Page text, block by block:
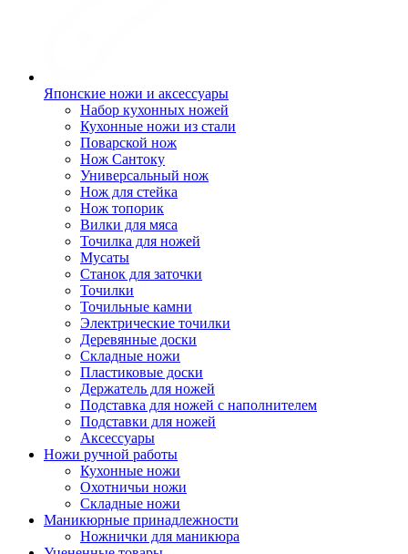
Японские ножи и аксессуары
Набор кухонных ножей
Кухонные ножи из стали
Поварской нож
Нож Сантоку
Универсальный нож
Нож для стейка
Нож топорик
Вилки для мяса
Точилка для ножей
Мусаты
Станок для заточки
Точилки
Точильные камни
Электрические точилки
Деревянные доски
Складные ножи
Пластиковые доски
Держатель для ножей
Подставка для ножей с наполнителем
Подставки для ножей
Аксессуары
Ножи ручной работы
Кухонные ножи
Охотничьи ножи
Складные ножи
Маникюрные принадлежности
Ножнички для маникюра